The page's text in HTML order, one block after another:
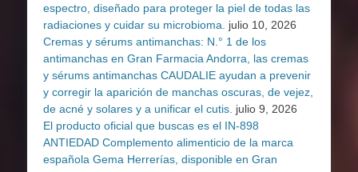
espectro, diseñado para proteger la piel de todas las
radiaciones y cuidar su microbioma. julio 10, 2026
Cremas y sérums antimanchas: N.° 1 de los
antimanchas en Gran Farmacia Andorra, las cremas
y sérums antimanchas CAUDALIE ayudan a prevenir
y corregir la aparición de manchas oscuras, de vejez,
de acné y solares y a unificar el cutis. julio 9, 2026
El producto oficial que buscas es el IN-898
ANTIEDAD Complemento alimenticio de la marca
española Gema Herrerías, disponible en Gran